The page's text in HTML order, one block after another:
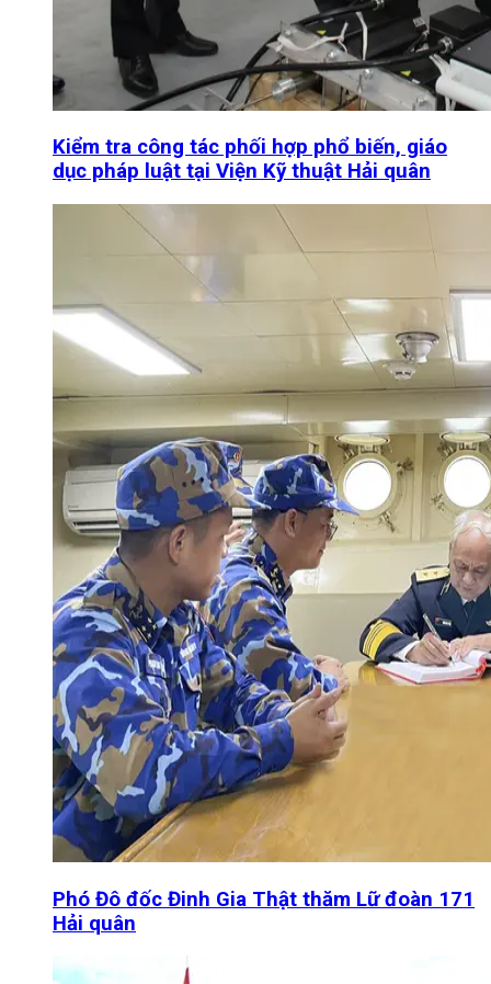
Kiểm tra công tác phối hợp phổ biến, giáo
dục pháp luật tại Viện Kỹ thuật Hải quân
Phó Đô đốc Đinh Gia Thật thăm Lữ đoàn 171
Hải quân